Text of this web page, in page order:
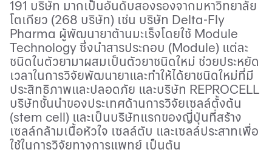
191 บริษัท มากเป็นอันดับสองรองจากมหาวิทยาลัย
โตเกียว (268 บริษัท) เช่น บริษัท Delta-Fly
Pharma ผู้พัฒนายาต้านมะเร็งโดยใช้ Module
Technology ซึ่งนำสารประกอบ (Module) แต่ละ
ชนิดในตัวยามาผสมเป็นตัวยาชนิดใหม่ ช่วยประหยัด
เวลาในการวิจัยพัฒนายาและทำให้ได้ยาชนิดใหม่ที่มี
ประสิทธิภาพและปลอดภัย และบริษัท REPROCELL
บริษัทชั้นนำของประเทศด้านการวิจัยเซลล์ตั้งต้น
(stem cell) และเป็นบริษัทแรกของญี่ปุ่นที่สร้าง
เซลล์กล้ามเนื้อหัวใจ เซลล์ตับ และเซลล์ประสาทเพื่อ
ใช้ในการวิจัยทางการแพทย์ เป็นต้น